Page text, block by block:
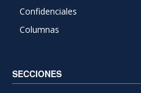
Confidenciales
Columnas
SECCIONES